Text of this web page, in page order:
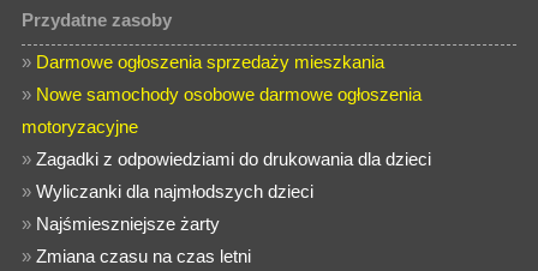
Przydatne zasoby
» Darmowe ogłoszenia sprzedaży mieszkania
» Nowe samochody osobowe darmowe ogłoszenia
motoryzacyjne
»Zagadki z odpowiedziami do drukowania dla dzieci
»Wyliczanki dla najmłodszych dzieci
» Najśmieszniejsze żarty
»Zmiana czasu na czas letni